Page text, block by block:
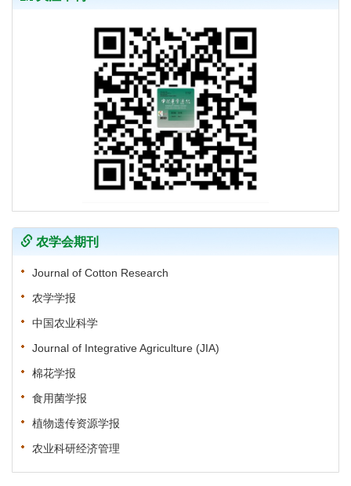
农学会期刊
Journal of Cotton Research
农学学报
中国农业科学
Journal of Integrative Agriculture (JIA)
棉花学报
食用菌学报
植物遗传资源学报
农业科研经济管理